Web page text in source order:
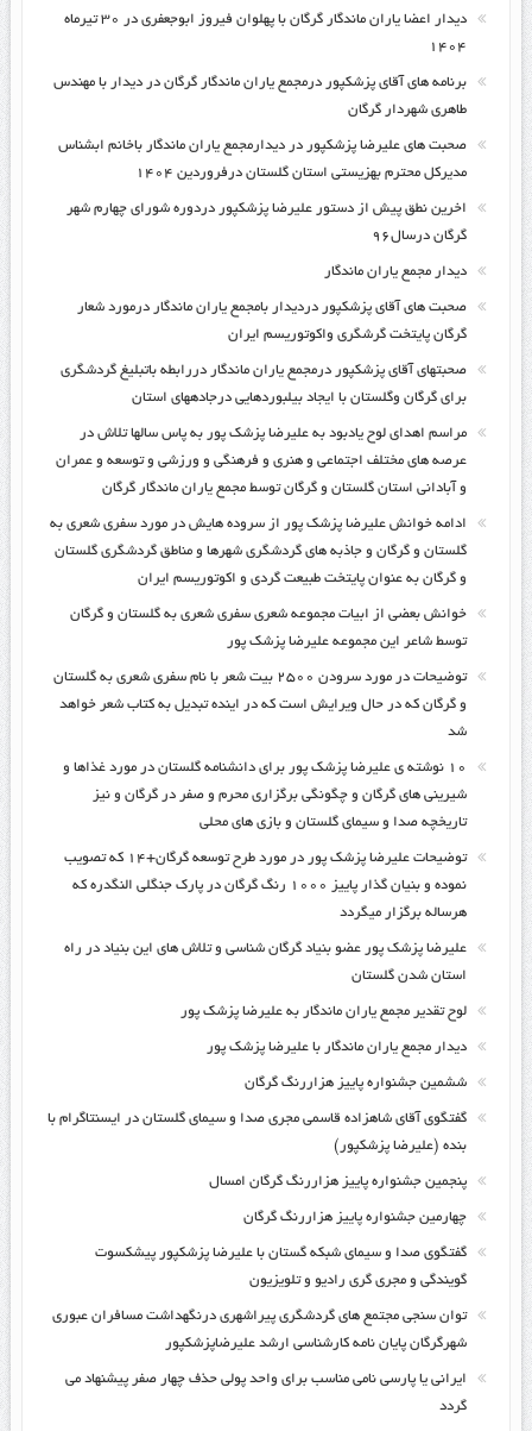
دیدار اعضا یاران ماندگار گرگان با پهلوان فیروز ابوجعفری در ۳۰ تیرماه
۱۴۰۴
برنامه های آقای پزشکپور درمجمع یاران ماندگار گرگان در دیدار با مهندس
طاهری شهردار گرگان
صحبت های علیرضا پزشکپور در دیدارمجمع یاران ماندگار باخانم ابشناس
مدیرکل محترم بهزیستی استان گلستان درفروردین ۱۴۰۴
اخرین نطق پیش از دستور علیرضا پزشکپور دردوره شورای چهارم شهر
گرگان درسال۹۶
دیدار مجمع یاران ماندگار
صحبت های آقای پزشکپور دردیدار بامجمع یاران ماندگار درمورد شعار
گرگان پایتخت گرشگری واکوتوریسم ایران
صحبتهای آقای پزشکپور درمجمع یاران ماندگار دررابطه باتبلیغ گردشگری
برای گرگان وگلستان با ایجاد بیلبوردهایی درجادههای استان
مراسم اهدای لوح یادبود به علیرضا پزشک پور به پاس سالها تلاش در
عرصه های مختلف اجتماعی و هنری و فرهنگی و ورزشی و توسعه و عمران
و آبادانی استان گلستان و گرگان توسط مجمع یاران ماندگار گرگان
ادامه خوانش علیرضا پزشک پور از سروده هایش در مورد سفری شعری به
گلستان و گرگان و جاذبه های گردشگری شهرها و مناطق گردشگری گلستان
و گرگان به عنوان پایتخت طبیعت گردی و اکوتوریسم ایران
خوانش بعضی از ابیات مجموعه شعری سفری شعری به گلستان و گرگان
توسط شاعر این مجموعه علیرضا پزشک پور
توضیحات در مورد سرودن ۲۵۰۰ بیت شعر با نام سفری شعری به گلستان
و گرگان که در حال ویرایش است که در اینده تبدیل به کتاب شعر خواهد
شد
۱۰ نوشته ی علیرضا پزشک پور برای دانشنامه گلستان در مورد غذاها و
شیرینی های گرگان و چگونگی برگزاری محرم و صفر در گرگان و نیز
تاریخچه صدا و سیمای گلستان و بازی های محلی
توضیحات علیرضا پزشک پور در مورد طرح توسعه گرگان+۱۴ که تصویب
نموده و بنیان گذار پاییز ۱۰۰۰ رنگ گرگان در پارک جنگلی النگدره که
هرساله برگزار میگردد
علیرضا پزشک پور عضو بنیاد گرگان شناسی و تلاش های این بنیاد در راه
استان شدن گلستان
لوح تقدیر مجمع یاران ماندگار به علیرضا پزشک پور
دیدار مجمع یاران ماندگار با علیرضا پزشک پور
ششمین جشنواره پاییز هزاررنگ گرگان
گفتگوی آقای شاهزاده قاسمی مجری صدا و سیمای گلستان در ایسنتاگرام با
بنده (علیرضا پزشکپور)
پنجمین جشنواره پاییز هزاررنگ گرگان امسال
چهارمین جشنواره پاییز هزاررنگ گرگان
گفتگوی صدا و سیمای شبکه گستان با علیرضا پزشکپور پیشکسوت
گویندگی و مجری گری رادیو و تلویزیون
توان سنجی مجتمع های گردشگری پیراشهری درنگهداشت مسافران عبوری
شهرگرگان پایان نامه کارشناسی ارشد علیرضاپزشکپور
ایرانی یا پارسی نامی مناسب برای واحد پولی حذف چهار صفر پیشنهاد می
گردد